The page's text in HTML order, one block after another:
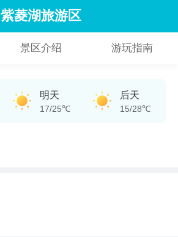
紫菱湖旅游区
景区介绍 游玩指南
明天
17/25℃
后天
15/28℃